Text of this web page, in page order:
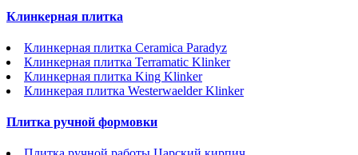
Клинкерная плитка
Клинкерная плитка Ceramica Paradyz
Клинкерная плитка Terramatic Klinker
Клинкерная плитка King Klinker
Клинкерая плитка Westerwaelder Klinker
Плитка ручной формовки